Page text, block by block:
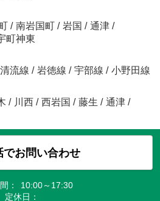
/ 南岩国町 / 岩国 / 通津 /
町神東
流線 / 岩徳線 / 宇部線 / 小野田線
/ 川西 / 西岩国 / 藤生 / 通津 /
でお問い合わせ
：
10:00～17:30
定休日：